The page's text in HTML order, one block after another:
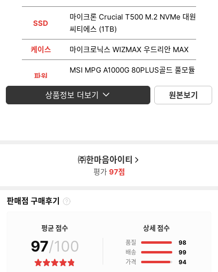
SSD
마이크론 Crucial T500 M.2 NVMe 대원
씨티에스 (1TB)
케이스 마이크로닉스 WIZMAX 우드리안 MAX
파워
MSI MPG A1000G 80PLUS골드 풀모듈
운영체제 미포함
상품정보 더보기 원본보기
㈜한마음아이티
평가 97점
판매점 구매후기
판
매
후
기
평균 점수
97/100
별
상세 점수
품질 98점
배송
99점
가격
94점